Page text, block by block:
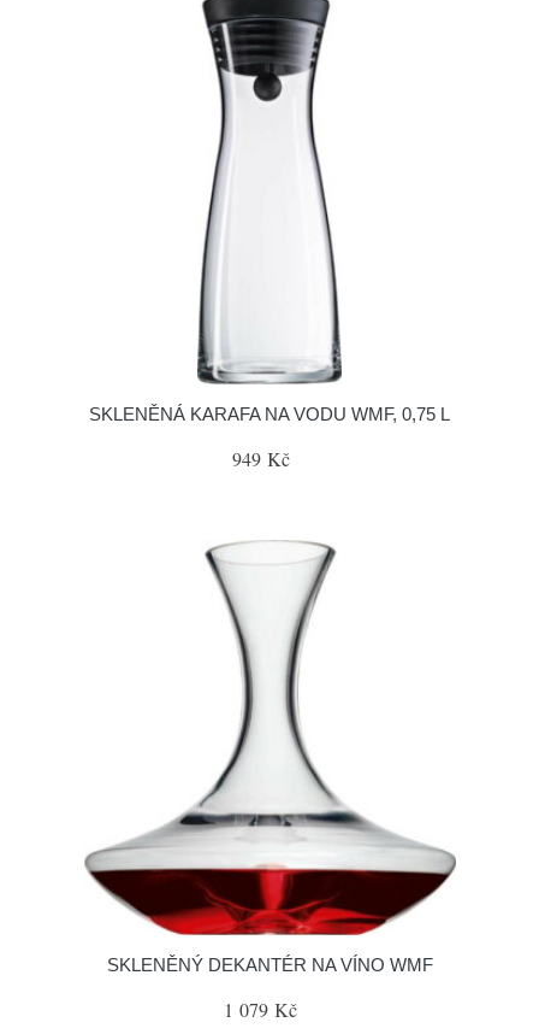
SKLENĚNÁ KARAFA NA VODU WMF, 0,75 L
949 Kč
SKLENĚNÝ DEKANTÉR NA VÍNO WMF
1 079 Kč